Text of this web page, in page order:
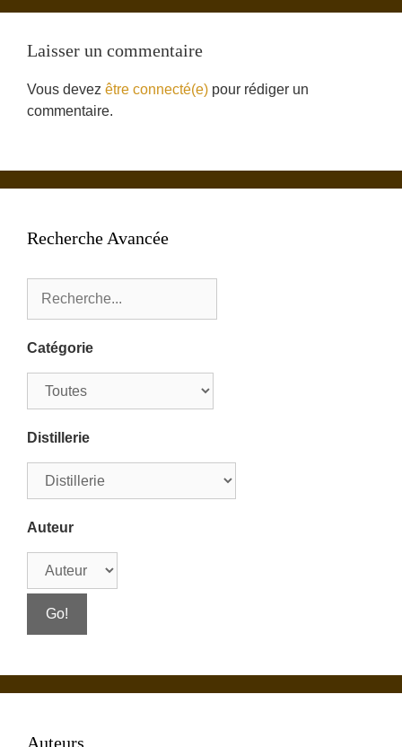
Laisser un commentaire
Vous devez être connecté(e) pour rédiger un
commentaire.
Recherche Avancée
Catégorie
Distillerie
Auteur
Auteurs